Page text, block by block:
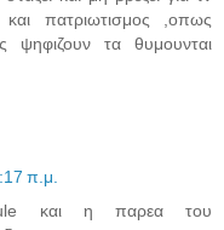
πατριωτισμος ,οπως
ψηφιζουν τα θυμουνται
π.μ.
και η παρεα του